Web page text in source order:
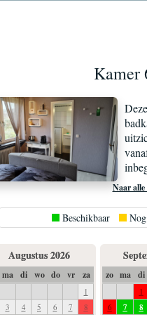
Kamer
Naar alle
Beschikbaar
Augustus 2026
ma di wo do vr za
1
3
4 5 6 7 8
zo ma di
1
6
7 8